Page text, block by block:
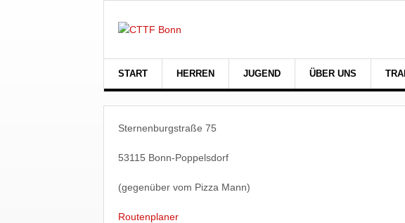
START HERREN JUGEND ÜBER UNS
Sternenburgstraße 75
53115 Bonn-Poppelsdorf
(gegenüber vom Pizza Mann)
Routenplaner